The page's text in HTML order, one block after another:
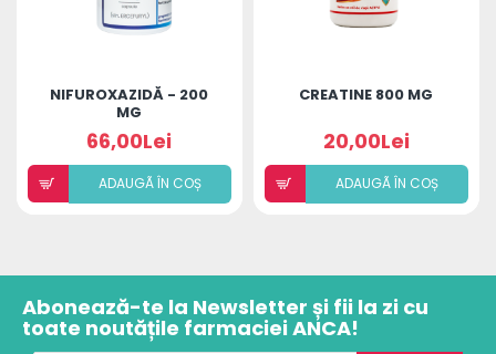
NIFUROXAZIDĂ - 200
MG
66,00Lei
ADAUGÃ ÎN COȘ
CREATINE 800 MG
20,00Lei
ADAUGÃ ÎN COȘ
Abonează-te la Newsletter și fii la zi cu
toate noutățile farmaciei ANCA!